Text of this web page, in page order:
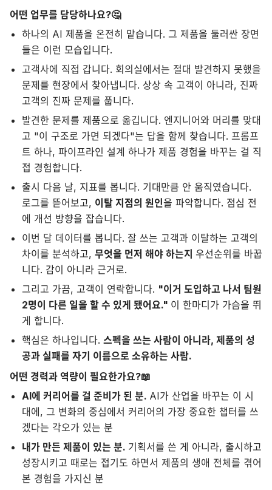
어떤 업무를 담당하나요?🤔
하나의 AI 제품을 온전히 맡습니다. 그 제품을 둘러싼 장면
들은 이런 모습입니다.
고객사에 직접 갑니다. 회의실에서는 절대 발견하지 못했을
문제를 현장에서 찾아냅니다. 상상 속 고객이 아니라, 진짜
고객의 진짜 문제를 풉니다.
발견한 문제를 제품으로 옮깁니다. 엔지니어와 머리를 맞대
고 "이 구조로 가면 되겠다"는 답을 함께 찾습니다. 프롬프
트 하나, 파이프라인 설계 하나가 제품 경험을 바꾸는 걸 직
접 경험합니다.
출시 다음 날, 지표를 봅니다. 기대만큼 안 움직였습니다.
로그를 뜯어보고, 이탈 지점의 원인을 파악합니다. 점심 전
에 개선 방향을 잡습니다.
이번 달 데이터를 봅니다. 잘 쓰는 고객과 이탈하는 고객의
차이를 분석하고, 무엇을 먼저 해야 하는지 우선순위를 바꿉
니다. 감이 아니라 근거로.
그리고 가끔, 고객이 연락합니다. "이거 도입하고 나서 팀원
2명이 다른 일을 할 수 있게 됐어요." 이 한마디가 가슴을 뛰
게 합니다.
핵심은 하나입니다. 스펙을 쓰는 사람이 아니라, 제품의 성
공과 실패를 자기 이름으로 소유하는 사람.
어떤 경력과 역량이 필요한가요?📖
AI에 커리어를 걸 준비가 된 분. AI가 산업을 바꾸는 이 시
대에, 그 변화의 중심에서 커리어의 가장 중요한 챕터를 쓰
겠다는 각오가 있는 분
내가 만든 제품이 있는 분. 기획서를 쓴 게 아니라, 출시하고
성장시키고 때로는 접기도 하면서 제품의 생애 전체를 겪어
본 경험을 가지신 분